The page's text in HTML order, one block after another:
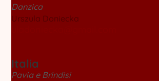
Danzica
Urszula Doniecka
Italia
Pavia e Brindisi